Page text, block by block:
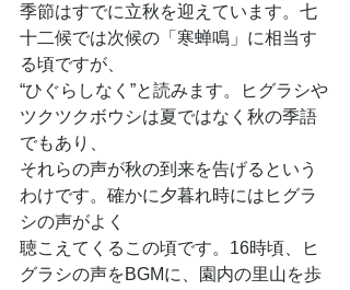
季節はすでに立秋を迎えています。七
十二候では次候の「寒蝉鳴」に相当す
る頃ですが、
“ひぐらしなく”と読みます。ヒグラシや
ツクツクボウシは夏ではなく秋の季語
でもあり、
それらの声が秋の到来を告げるという
わけです。確かに夕暮れ時にはヒグラ
シの声がよく
聴こえてくるこの頃です。16時頃、ヒ
グラシの声をBGMに、園内の里山を歩